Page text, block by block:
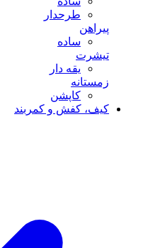
طرحدار
پیراهن
ساده
تیشرت
یقه دار
زمستانه
کاپشن
کیف، کفش و کمربند